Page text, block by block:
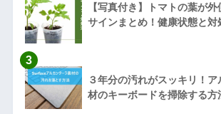
【写真付き】トマトの葉が外
サインまとめ！健康状態と対
3
３年分の汚れがスッキリ！
材のキーボードを掃除する方